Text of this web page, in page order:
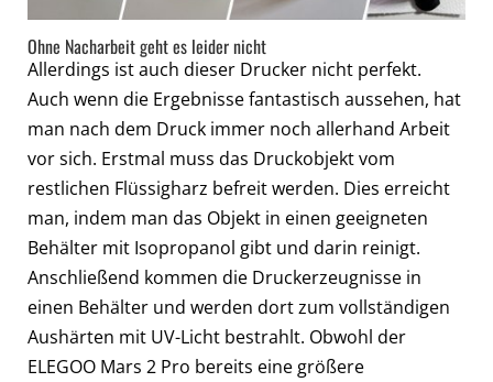
Ohne Nacharbeit geht es leider nicht
Allerdings ist auch dieser Drucker nicht perfekt.
Auch wenn die Ergebnisse fantastisch aussehen, hat
man nach dem Druck immer noch allerhand Arbeit
vor sich. Erstmal muss das Druckobjekt vom
restlichen Flüssigharz befreit werden. Dies erreicht
man, indem man das Objekt in einen geeigneten
Behälter mit Isopropanol gibt und darin reinigt.
Anschließend kommen die Druckerzeugnisse in
einen Behälter und werden dort zum vollständigen
Aushärten mit UV-Licht bestrahlt. Obwohl der
ELEGOO Mars 2 Pro bereits eine größere